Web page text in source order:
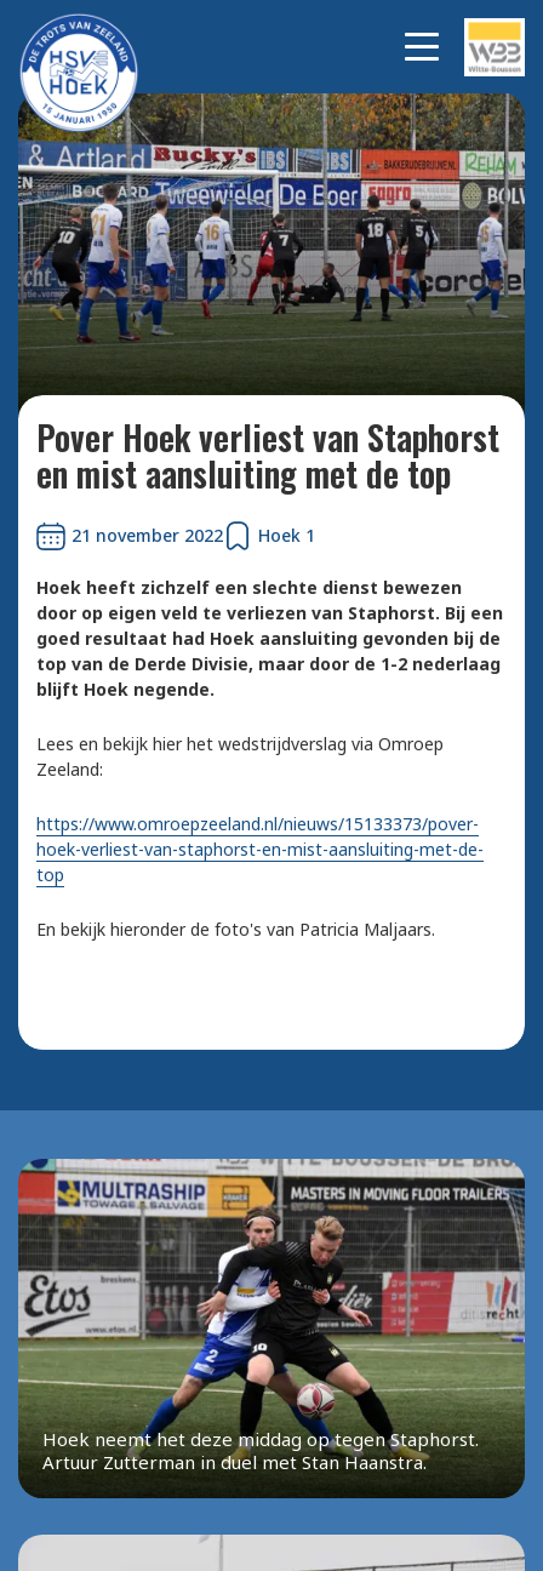
de bal gaat gelukkig in het
zijnet.
Bekijk alle
foto's
Pover Hoek verliest van Staphorst
en mist aansluiting met de top
21 november 2022 Hoek 1
Hoek heeft zichzelf een slechte dienst bewezen
door op eigen veld te verliezen van Staphorst. Bij een
goed resultaat had Hoek aansluiting gevonden bij de
top van de Derde Divisie, maar door de 1-2 nederlaag
blijft Hoek negende.
Lees en bekijk hier het wedstrijdverslag via Omroep
Zeeland:
https://www.omroepzeeland.nl/nieuws/15133373/pover-
hoek-verliest-van-staphorst-en-mist-aansluiting-met-de-
top
En bekijk hieronder de foto's van Patricia Maljaars.
Hoek neemt het deze middag op tegen Staphorst.
Artuur Zutterman in duel met Stan Haanstra.